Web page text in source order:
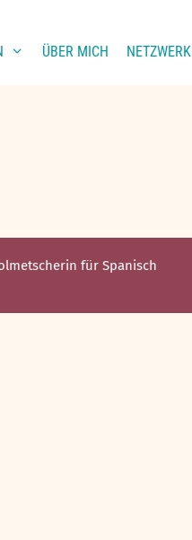
ÜBER MICH NETZWERK
für Spanisch